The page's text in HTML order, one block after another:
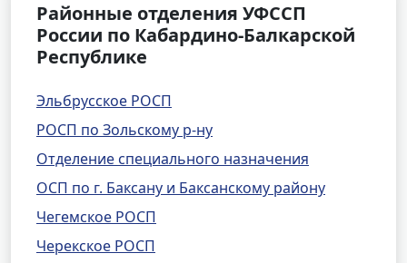
Районные отделения УФССП
России по Кабардино-Балкарской
Республике
Эльбрусское РОСП
РОСП по Зольскому р-ну
Отделение специального назначения
ОСП по г. Баксану и Баксанскому району
Чегемское РОСП
Черекское РОСП